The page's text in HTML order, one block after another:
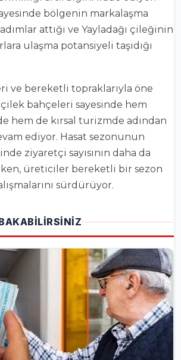
bölgenin markalaşma
attığı ve Yayladağı çileğinin
ulaşma potansiyeli taşıdığı
ve bereketli topraklarıyla öne
çilek bahçeleri sayesinde hem
hem de kırsal turizmde adından
ediyor. Hasat sezonunun
ziyaretçi sayısının daha da
üreticiler bereketli bir sezon
sürdürüyor.